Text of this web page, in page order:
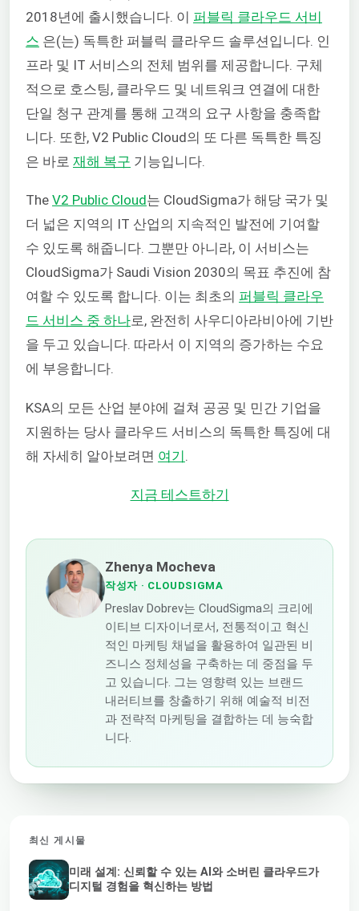
2018년에 출시했습니다. 이 퍼블릭 클라우드 서비
스 은(는) 독특한 퍼블릭 클라우드 솔루션입니다. 인
프라 및 IT 서비스의 전체 범위를 제공합니다. 구체
적으로 호스팅, 클라우드 및 네트워크 연결에 대한
단일 청구 관계를 통해 고객의 요구 사항을 충족합
니다. 또한, V2 Public Cloud의 또 다른 독특한 특징
은 바로 재해 복구 기능입니다.
The V2 Public Cloud는 CloudSigma가 해당 국가 및
더 넓은 지역의 IT 산업의 지속적인 발전에 기여할
수 있도록 해줍니다. 그뿐만 아니라, 이 서비스는
CloudSigma가 Saudi Vision 2030의 목표 추진에 참
여할 수 있도록 합니다. 이는 최초의 퍼블릭 클라우
드 서비스 중 하나로, 완전히 사우디아라비아에 기반
을 두고 있습니다. 따라서 이 지역의 증가하는 수요
에 부응합니다.
KSA의 모든 산업 분야에 걸쳐 공공 및 민간 기업을
지원하는 당사 클라우드 서비스의 독특한 특징에 대
해 자세히 알아보려면 여기
지금 테스트하기
Zhenya Mocheva
작성자· CLOUDSIGMA
Preslav Dobrev는 CloudSigma의 크리에
이티브 디자이너로서, 전통적이고 혁신
적인 마케팅 채널을 활용하여 일관된 비
즈니스 정체성을 구축하는 데 중점을 두
고 있습니다. 그는 영향력 있는 브랜드
내러티브를 창출하기 위해 예술적 비전
과 전략적 마케팅을 결합하는 데 능숙합
니다.
최신 게시물
미래 설계: 신뢰할 수 있는 AI와 소버린 클라우드가
디지털 경험을 혁신하는 방법